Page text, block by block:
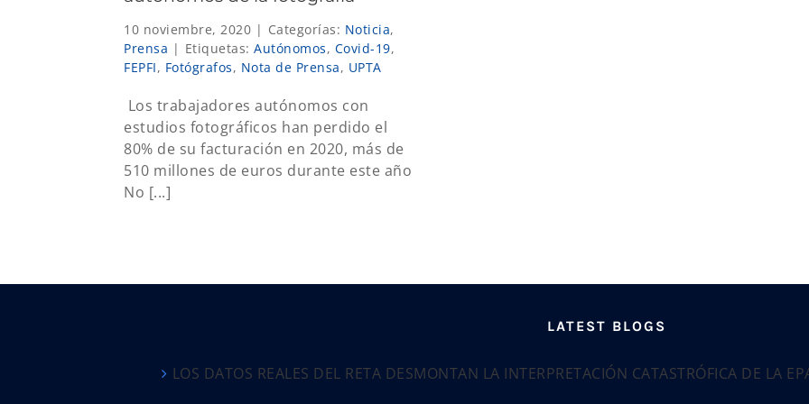
10 noviembre, 2020 | Categorías: Noticia,
Prensa | Etiquetas: Autónomos, Covid-19,
FEPFI, Fotógrafos, Nota de Prensa, UPTA
Los trabajadores autónomos con
estudios fotográficos han perdido el
80% de su facturación en 2020, más de
510 millones de euros durante este año
No [...]
LATEST BLOGS
LOS DATOS REALES DEL RETA DESMONTAN LA INTERPRETACIÓN CATASTRÓFICA DE LA